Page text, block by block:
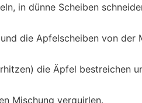
in dünne Scheiben
die Apfelscheiben von
die Äpfel bestreichen
Mischung verquirlen.